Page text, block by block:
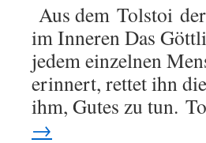
Aus dem Tolstoi
im Inneren Das
jedem einzelnen
erinnert, rettet ihn
ihm, Gutes zu tun.
→